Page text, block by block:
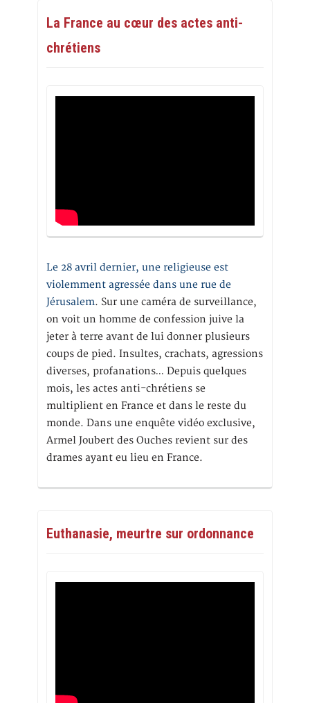
La France au cœur des actes anti-
chrétiens
Le 28 avril dernier, une religieuse est
violemment agressée dans une rue de
Jérusalem. Sur une caméra de surveillance,
on voit un homme de confession juive la
jeter à terre avant de lui donner plusieurs
coups de pied. Insultes, crachats, agressions
diverses, profanations… Depuis quelques
mois, les actes anti-chrétiens se
multiplient en France et dans le reste du
monde. Dans une enquête vidéo exclusive,
Armel Joubert des Ouches revient sur des
drames ayant eu lieu en France.
Euthanasie, meurtre sur ordonnance